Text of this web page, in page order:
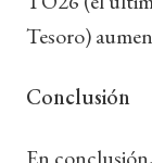
Tesoro)
Conclusión